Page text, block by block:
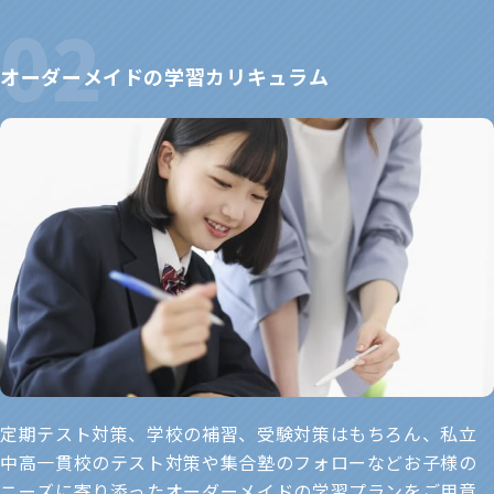
オーダーメイドの学習カリキュラム
定期テスト対策、学校の補習、受験対策はもちろん、私立
中高一貫校のテスト対策や集合塾のフォローなどお子様の